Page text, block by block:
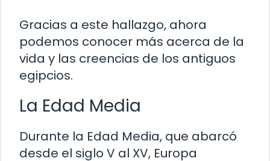
Gracias a este hallazgo, ahora
podemos conocer más acerca de la
vida y las creencias de los antiguos
egipcios.
La Edad Media
Durante la Edad Media, que abarcó
desde el siglo V al XV, Europa